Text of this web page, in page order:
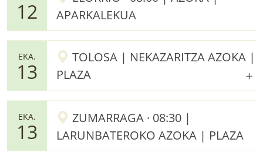
12
APARKALEKUA
EKA.
13
TOLOSA | NEKAZARITZA AZOKA |
PLAZA
EKA.
13
ZUMARRAGA · 08:30 |
LARUNBATEROKO AZOKA | PLAZA